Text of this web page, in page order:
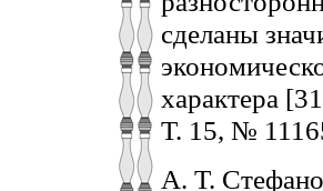
сделаны
характера
Т. 15, №
А. Т.